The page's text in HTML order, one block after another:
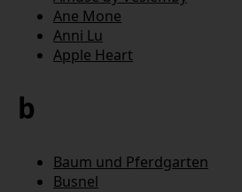
Ane Mone
Anni Lu
Apple Heart
b
Baum und Pferdgarten
Busnel